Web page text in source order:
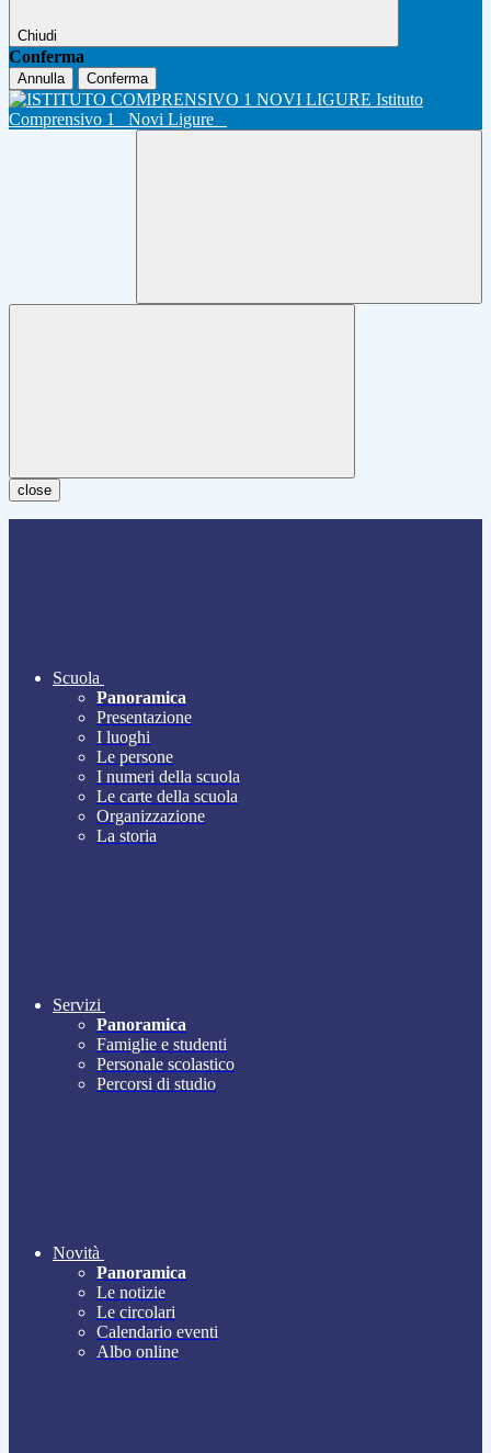
Chiudi
Conferma
Annulla Conferma
Istituto
Comprensivo 1
Novi Ligure
close
Scuola
Panoramica
Presentazione
I luoghi
Le persone
I numeri della scuola
Le carte della scuola
Organizzazione
La storia
Servizi
Panoramica
Famiglie e studenti
Personale scolastico
Percorsi di studio
Novità
Panoramica
Le notizie
Le circolari
Calendario eventi
Albo online